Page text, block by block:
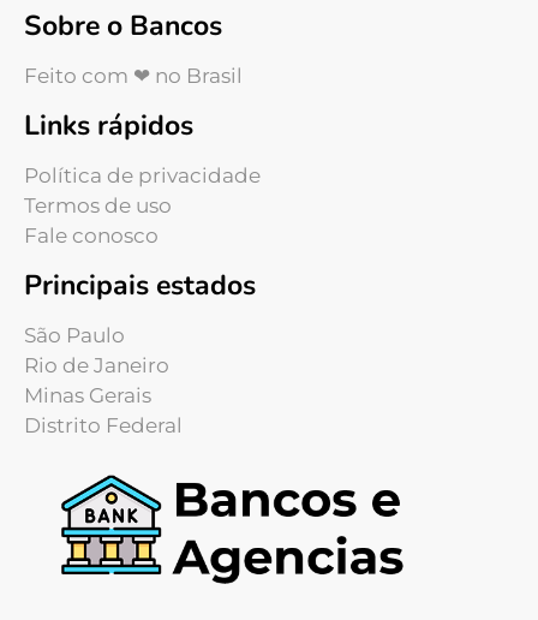
Sobre o Bancos
Feito com ❤ no Brasil
Links rápidos
Política de privacidade
Termos de uso
Fale conosco
Principais estados
São Paulo
Rio de Janeiro
Minas Gerais
Distrito Federal